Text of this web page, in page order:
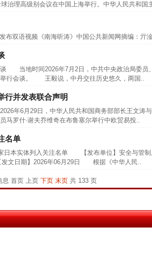
治理高级别会议在中国上海举行。中华人民共和国
语视频《南海听涛》中国公共新闻网摘编：亓
当地时间2026年7月2日，中共中央政治局委员
举行会谈。 王毅说，中丹交往历史悠久，两国..
行并发表联合声明
年6月29日，中华人民共和国商务部部长王文涛
马罗什·谢夫乔维奇在布鲁塞尔举行中欧贸易投..
名单
家日本实体列入关注名单 【发布单位】安全与
文日期】2026年06月29日 根据《中华人民..
息 首页 上页 下页 末页共 133 页